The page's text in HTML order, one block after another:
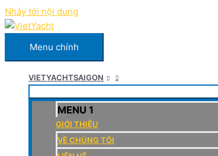
Nhảy tới nội dung
Menu chính
VIETYACHTSAIGON
MENU 1
GIỚI THIỆU
VỀ CHÚNG TÔI